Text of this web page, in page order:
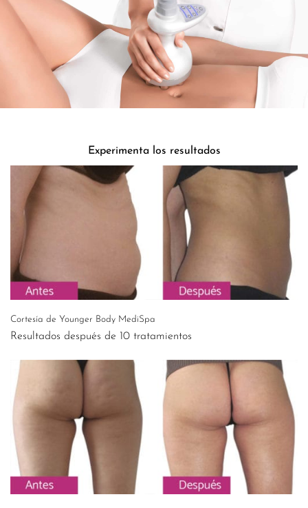
Experimenta los resultados
Cortesía de Younger Body MediSpa
Resultados después de 10 tratamientos